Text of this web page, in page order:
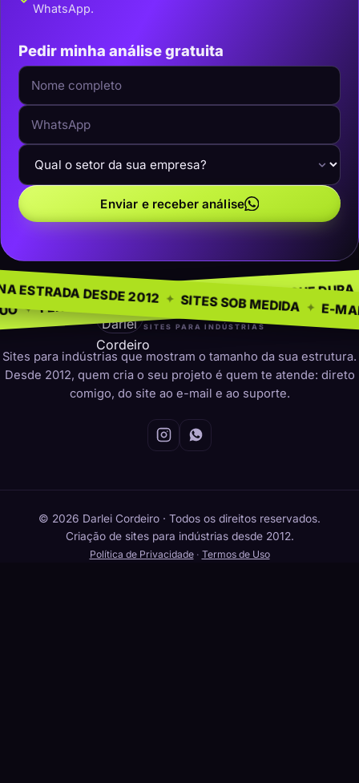
WhatsApp.
Pedir minha análise gratuita
Enviar e receber análise
INDÚSTRIAS ✦ PRESENÇA QUE DURA SEM
✦ NA ESTRADA DESDE 2012 ✦ SITES SOB
darleicordeiro
SITES PARA INDÚSTRIAS
Sites para indústrias que mostram o tamanho da sua estrutura.
Desde 2012, quem cria o seu projeto é quem te atende: direto
comigo, do site ao e-mail e ao suporte.
© 2026 Darlei Cordeiro · Todos os direitos reservados.
Criação de sites para indústrias desde 2012.
Política de Privacidade· Termos de Uso